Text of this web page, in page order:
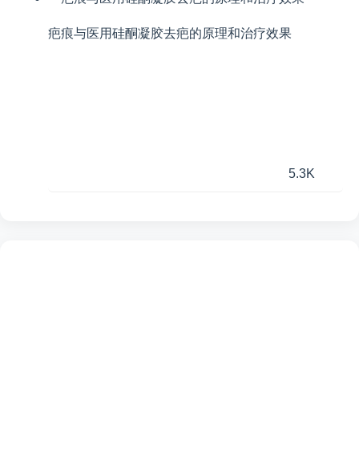
疤痕与医用硅酮凝胶去疤的原理和治疗效果
5.3K